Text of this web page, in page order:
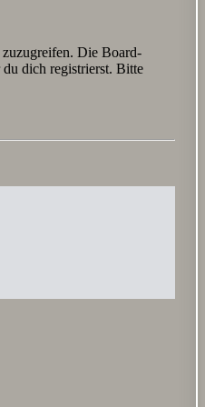
Die Board-
dich registrierst. Bitte